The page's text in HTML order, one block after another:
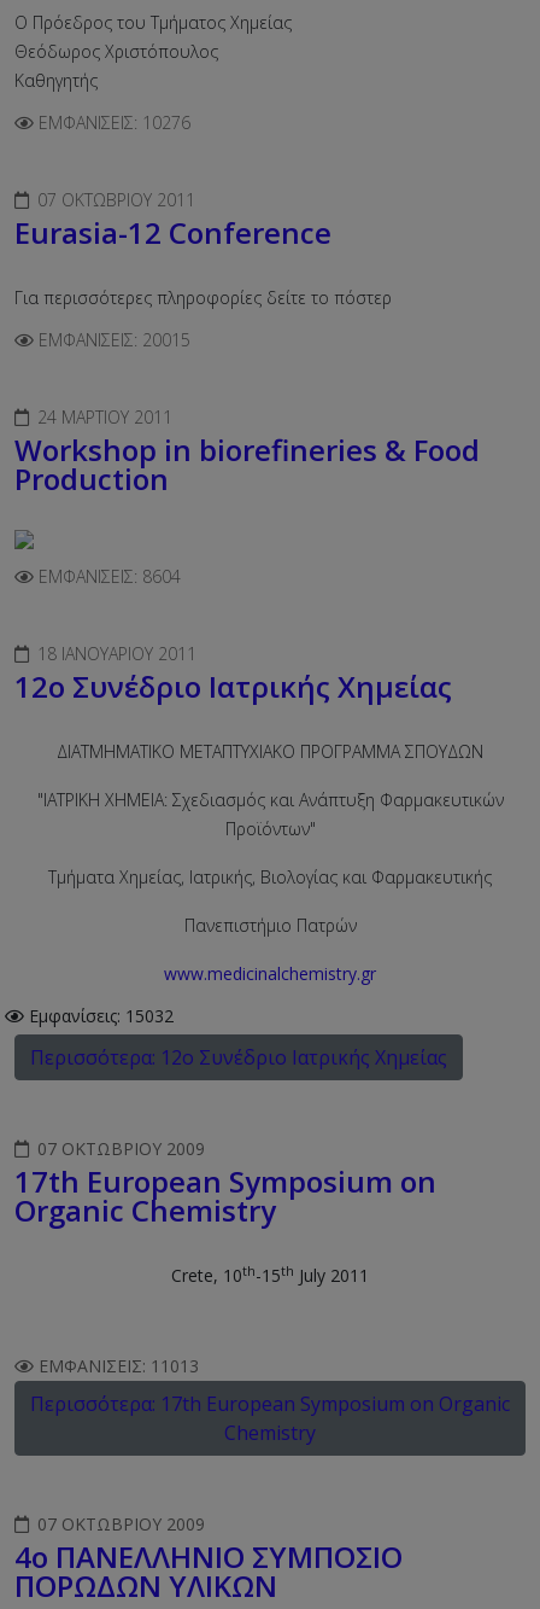
Ο Πρόεδρος του Τμήματος Χημείας
Θεόδωρος Χριστόπουλος
Καθηγητής
ΕΜΦΑΝΊΣΕΙΣ: 10276
07 ΟΚΤΩΒΡΊΟΥ 2011
Eurasia-12 Conference
Για περισσότερες πληροφορίες δείτε το πόστερ
ΕΜΦΑΝΊΣΕΙΣ: 20015
24 ΜΑΡΤΊΟΥ 2011
Workshop in biorefineries & Food
Production
ΕΜΦΑΝΊΣΕΙΣ: 8604
18 ΙΑΝΟΥΑΡΊΟΥ 2011
12ο Συνέδριο Ιατρικής Χημείας
ΔΙΑΤΜΗΜΑΤΙΚΟ ΜΕΤΑΠΤΥΧΙΑΚΟ ΠΡΟΓΡΑΜΜΑ ΣΠΟΥΔΩΝ
"ΙΑΤΡΙΚΗ ΧΗΜΕΙΑ: Σχεδιασμός και Ανάπτυξη Φαρμακευτικών
Προϊόντων"
Τμήματα Χημείας, Ιατρικής, Βιολογίας και Φαρμακευτικής
Πανεπιστήμιο Πατρών
www.medicinalchemistry.gr
Εμφανίσεις: 15032
Περισσότερα: 12ο Συνέδριο Ιατρικής Χημείας
07 ΟΚΤΩΒΡΊΟΥ 2009
17th European Symposium on
Organic Chemistry
Crete, 10th-15th July 2011
ΕΜΦΑΝΊΣΕΙΣ: 11013
Περισσότερα: 17th European Symposium on Organic
Chemistry
07 ΟΚΤΩΒΡΊΟΥ 2009
4ο ΠΑΝΕΛΛΗΝΙΟ ΣΥΜΠΟΣΙΟ
ΠΟΡΩΔΩΝ ΥΛΙΚΩΝ